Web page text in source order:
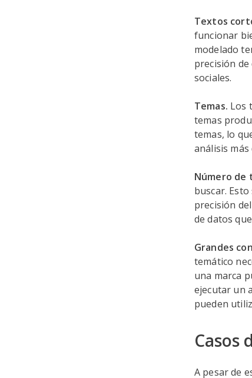
Textos
funcionar
modelado
precisión
sociales.
Temas. Los
temas
temas, lo
análisis más
Número de
buscar.
precisión
de datos
Grandes
temático
una marca
ejecutar un
pueden
Casos
A pesar de